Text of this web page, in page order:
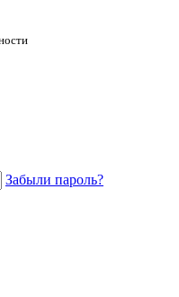
Забыли пароль?